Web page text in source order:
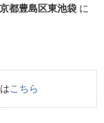
都豊島区東池袋 に
こちら